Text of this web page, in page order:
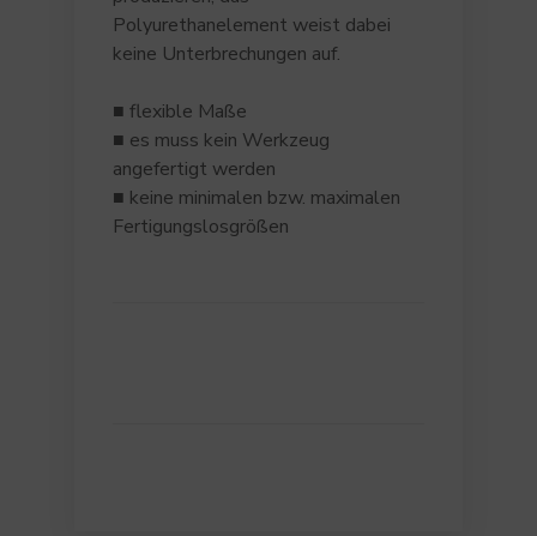
Polyurethanelement weist dabei
keine Unterbrechungen auf.
■ flexible Maße
■ es muss kein Werkzeug
angefertigt werden
■ keine minimalen bzw. maximalen
Fertigungslosgrößen